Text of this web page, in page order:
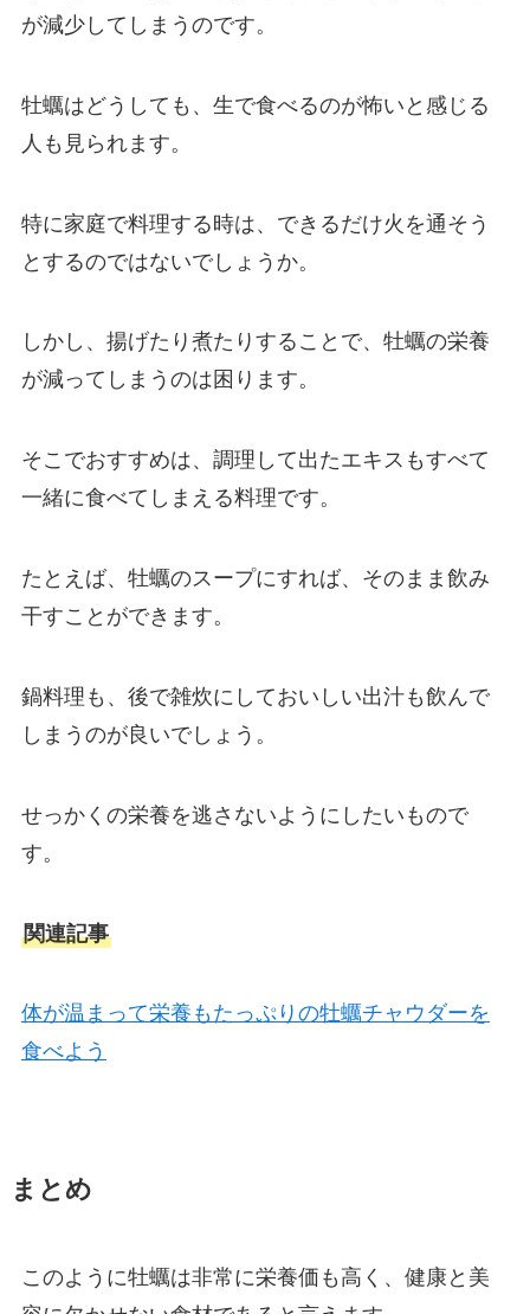
が減少してしまうのです。
牡蠣はどうしても、生で食べるのが怖いと感じる
人も見られます。
特に家庭で料理する時は、できるだけ火を通そう
とするのではないでしょうか。
しかし、揚げたり煮たりすることで、牡蠣の栄養
が減ってしまうのは困ります。
そこでおすすめは、調理して出たエキスもすべて
一緒に食べてしまえる料理です。
たとえば、牡蠣のスープにすれば、そのまま飲み
干すことができます。
鍋料理も、後で雑炊にしておいしい出汁も飲んで
しまうのが良いでしょう。
せっかくの栄養を逃さないようにしたいもので
す。
関連記事
体が温まって栄養もたっぷりの牡蠣チャウダーを
食べよう
まとめ
このように牡蠣は非常に栄養価も高く、健康と美